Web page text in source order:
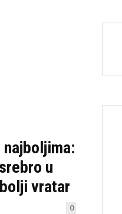
u
vratar
0